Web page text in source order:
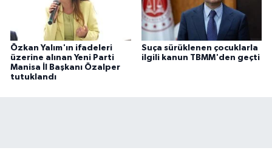
Özkan Yalım'ın ifadeleri
üzerine alınan Yeni Parti
Manisa İl Başkanı Özalper
tutuklandı
Suça sürüklenen çocuklarla
ilgili kanun TBMM'den geçti